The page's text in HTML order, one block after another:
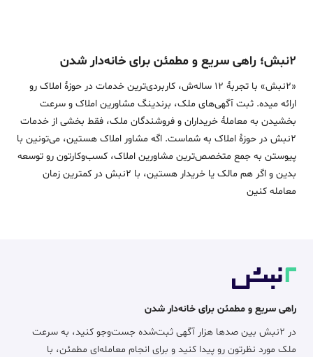
۲نبش؛ راهی سریع و مطمئن برای خانه‌دار شدن
«2نبش» با تجربۀ 12 ساله‌ش، کاربردی‌ترین خدمات در حوزۀ املاک رو
ارائه میده. ثبت آگهی‌های ملک، برندینگ مشاورین املاک و سرعت
بخشیدن به معاملۀ خریداران و فروشندگان ملک، فقط بخشی از خدمات
2نبش در حوزۀ املاک به شماست. اگه مشاور املاک هستین، می‌تونین با
پیوستن به جمع متخصص‌ترین مشاورین املاک، کسب‌وکارتون رو توسعه
بدین و اگر هم مالک یا خریدار هستین، با 2نبش در کمترین زمان
معامله‌ کنین
راهی سریع و مطمئن برای خانه‌دار شدن
در ۲نبش بین صدها هزار آگهی ثبت‌شده جست‌وجو کنید، به سرعت
ملک مورد نظرتون رو پیدا کنید و برای انجام معامله‌ای مطمئن، با